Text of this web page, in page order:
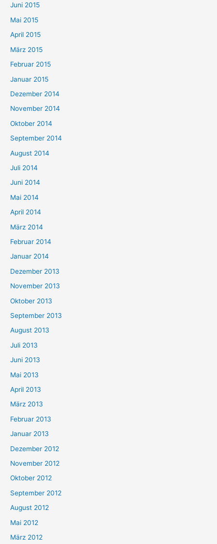
Juni 2015
Mai 2015
April 2015
März 2015
Februar 2015
Januar 2015
Dezember 2014
November 2014
Oktober 2014
September 2014
August 2014
Juli 2014
Juni 2014
Mai 2014
April 2014
März 2014
Februar 2014
Januar 2014
Dezember 2013
November 2013
Oktober 2013
September 2013
August 2013
Juli 2013
Juni 2013
Mai 2013
April 2013
März 2013
Februar 2013
Januar 2013
Dezember 2012
November 2012
Oktober 2012
September 2012
August 2012
Mai 2012
März 2012